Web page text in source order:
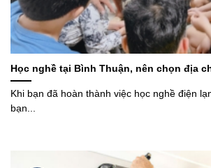
Học nghề tại Bình Thuận, nên chọn địa
Khi bạn đã hoàn thành việc học nghề điện
bạn...